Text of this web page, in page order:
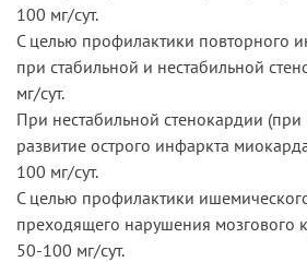
100 мг/сут.
С целью профилактики повторного
при стабильной и нестабильной
мг/сут.
При нестабильной стенокардии
развитие острого инфаркта
100 мг/сут.
С целью профилактики
преходящего нарушения мозгового
50-100 мг/сут.